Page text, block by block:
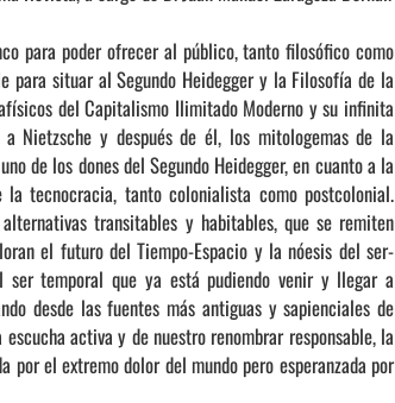
para poder ofrecer al público, tanto filosófico como
para situar al Segundo Heidegger y la Filosofía de la
del Capitalismo Ilimitado Moderno y su infinita
Nietzsche y después de él, los mitologemas de la
de los dones del Segundo Heidegger, en cuanto a la
tecnocracia, tanto colonialista como postcolonial.
transitables y habitables, que se remiten
el futuro del Tiempo-Espacio y la nóesis del ser-
temporal que ya está pudiendo venir y llegar a
desde las fuentes más antiguas y sapienciales de
activa y de nuestro renombrar responsable, la
por el extremo dolor del mundo pero esperanzada por